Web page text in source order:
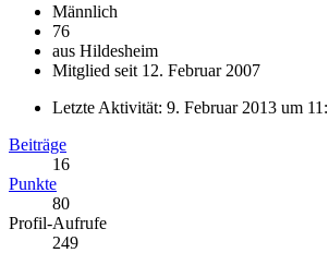
Männlich
76
aus Hildesheim
Mitglied seit 12. Februar 2007
Letzte Aktivität: 9. Februar 2013 um
Beiträge
16
Punkte
80
Profil-Aufrufe
249